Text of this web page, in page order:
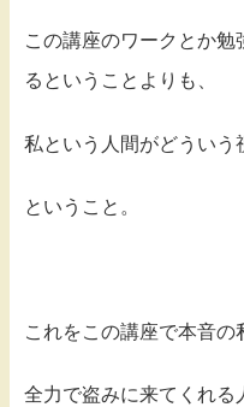
この講座のワークとか勉
るということよりも、
私という人間がどういう
ということ。
これをこの講座で本音の
全力で盗みに来てくれる